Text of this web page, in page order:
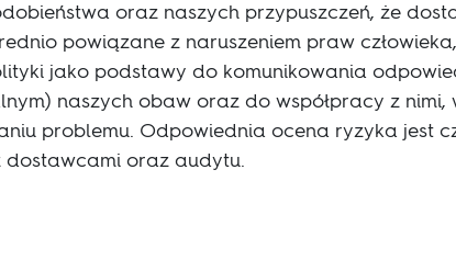
oraz naszych przypuszczeń, że
powiązane z naruszeniem praw
jako podstawy do komunikowania
naszych obaw oraz do współpracy z nimi,
problemu. Odpowiednia ocena ryzyka jest
oraz audytu.